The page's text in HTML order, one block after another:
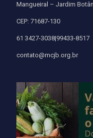
Mangueiral – Jardim
CEP: 71687-130
61 3427-3038|99433-8517
contato@mcjb.org.br